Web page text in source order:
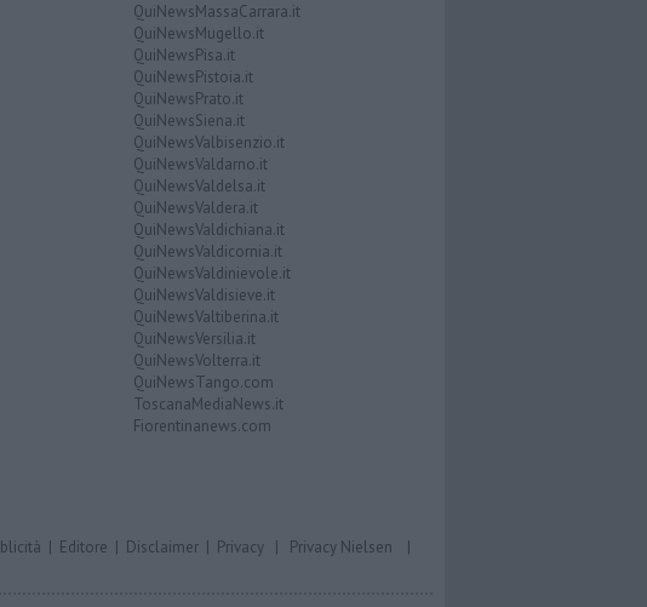
QuiNewsMassaCarrara.it
QuiNewsMugello.it
QuiNewsPisa.it
QuiNewsPistoia.it
QuiNewsPrato.it
QuiNewsSiena.it
QuiNewsValbisenzio.it
QuiNewsValdarno.it
QuiNewsValdelsa.it
QuiNewsValdera.it
QuiNewsValdichiana.it
QuiNewsValdicornia.it
QuiNewsValdinievole.it
QuiNewsValdisieve.it
QuiNewsValtiberina.it
QuiNewsVersilia.it
QuiNewsVolterra.it
QuiNewsTango.com
ToscanaMediaNews.it
Fiorentinanews.com
| Editore | Disclaimer | Privacy | Privacy Nielsen |